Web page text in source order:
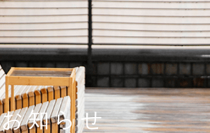
お知らせ